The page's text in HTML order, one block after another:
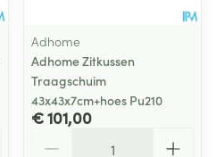
Adhome
Adhome Zitkussen
Traagschuim
43x43x7cm+hoes Pu210
€ 101,00